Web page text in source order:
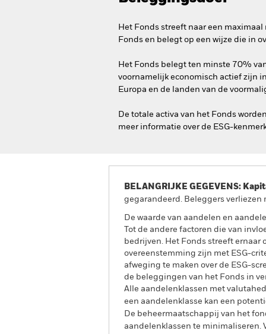
Het Fonds streeft naar een
Fonds en belegt op een wijze die in
Het Fonds belegt ten minste 70%
voornamelijk economisch actief zijn
Europa en de landen van de
De totale activa van het Fonds
meer informatie over de ESG-
BELANGRIJKE GEGEVENS:
gegarandeerd. Beleggers
De waarde van aandelen en
Tot de andere factoren die van
bedrijven. Het Fonds streeft
overeenstemming zijn met ESG-
afweging te maken over de ESG-
de beleggingen van het Fonds in
Alle aandelenklassen met
een aandelenklasse kan een
De beheermaatschappij van het
aandelenklassen te minimaliseren.